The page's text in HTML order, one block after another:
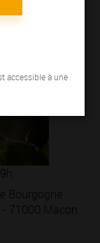
accessible à une
Bourgogne
71000 Macon